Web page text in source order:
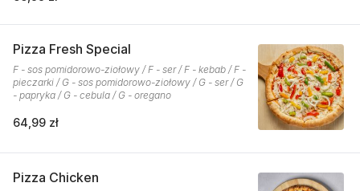
Pizza Fresh Special
F - sos pomidorowo-ziołowy / F - ser / F - kebab / F -
pieczarki / G - sos pomidorowo-ziołowy / G - ser / G
- papryka / G - cebula / G - oregano
64,99 zł
Pizza Chicken